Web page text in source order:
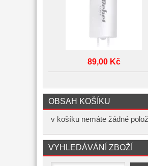
89,00 Kč
OBSAH KOŠÍKU
v košíku nemáte žádné
VYHLEDÁVÁNÍ ZBOŽÍ